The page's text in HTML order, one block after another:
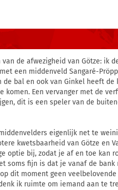
de afwezigheid van Götze: ik
een middenveld Sangaré-
bal en ook van Ginkel heeft de
komen. Een vervanger met de
dit is een speler van de
eigenlijk net te
kwetsbaarheid van Götze en
optie bij, zodat je af en toe kan
soms fijn is dat je vanaf de
dit moment geen
ik ruimte om iemand aan te